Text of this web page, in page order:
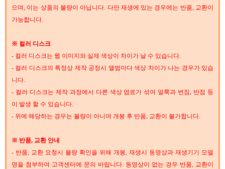
으며, 이는 상품의 불량이 아닙니다. 다만 재생에 있는 경우에는 반품, 교환이
가능합니다.
※ 컬러 디스크
- 컬러 디스크는 웹 이미지와 실제 색상이 차이가 날 수 있습니다.
- 컬러 디스크의 특정상 제작 공정시 앨범마다 색상 차이가 나는 경우가 있습
니다.
- 컬러 디스크는 제작 과정에서 다른 색상 염료가 섞여 얼룩과 번짐, 반점 등
이 발생 할 수 있습니다.
- 위에 해당하는 경우는 불량이 아니며 개봉 후 반품, 교환이 불가합니다.
※ 반품, 교환 안내
- 반품, 교환 요청시 불량 확인을 위해 개봉, 재생시 동영상과 재생기기 모델
명을 첨부하여 고객센터에 문의 바랍니다. 동영상이 없는 경우 반품, 교환이